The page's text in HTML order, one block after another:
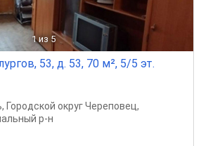
1 из 5
53, д. 53, 70 м², 5/5 эт.
, Городской округ Череповец,
р-н